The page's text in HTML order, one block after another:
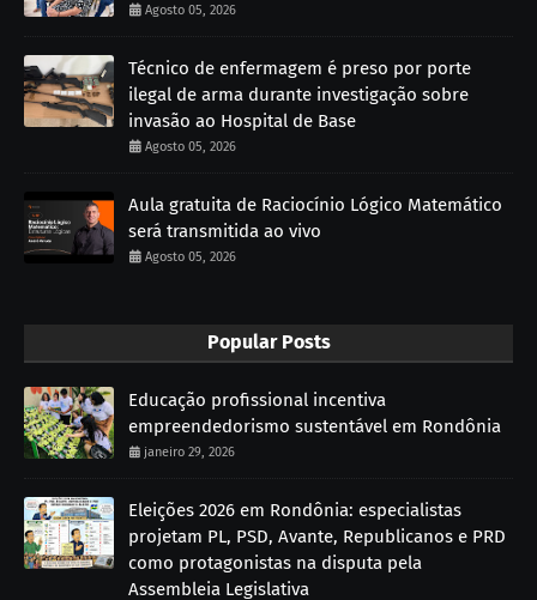
Agosto 05, 2026
Técnico de enfermagem é preso por porte
ilegal de arma durante investigação sobre
invasão ao Hospital de Base
Agosto 05, 2026
Aula gratuita de Raciocínio Lógico Matemático
será transmitida ao vivo
Agosto 05, 2026
Popular Posts
Educação profissional incentiva
empreendedorismo sustentável em Rondônia
janeiro 29, 2026
Eleições 2026 em Rondônia: especialistas
projetam PL, PSD, Avante, Republicanos e PRD
como protagonistas na disputa pela
Assembleia Legislativa